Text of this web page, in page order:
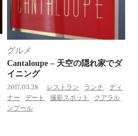
グルメ
Cantaloupe – 天空の隠れ家でダ
イニング
2017.03.28 レストラン ランチ
ディ
ナー
デート 撮影スポット
クアラル
ンプール